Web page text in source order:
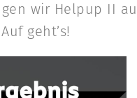
wir Helpup II
geht’s!